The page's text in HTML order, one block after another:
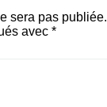
sera pas publiée.
avec *